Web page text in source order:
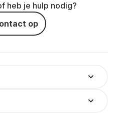
heb je hulp nodig?
op